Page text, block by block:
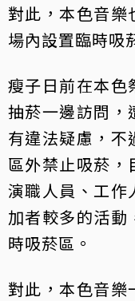
對此，本色音樂
場內設置臨時吸
瘦子日前在本色
抽菸一邊訪問，
有違法疑慮，不
區外禁止吸菸，
演職人員、工作
加者較多的活動
時吸菸區。
對此，本色音樂